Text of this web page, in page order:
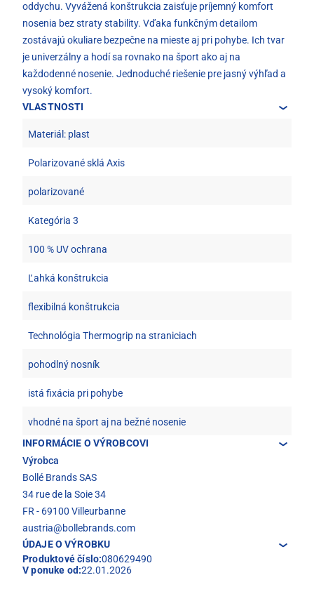
oddychu. Vyvážená konštrukcia zaisťuje príjemný komfort
nosenia bez straty stability. Vďaka funkčným detailom
zostávajú okuliare bezpečne na mieste aj pri pohybe. Ich tvar
je univerzálny a hodí sa rovnako na šport ako aj na
každodenné nosenie. Jednoduché riešenie pre jasný výhľad a
vysoký komfort.
VLASTNOSTI
Materiál: plast
Polarizované sklá Axis
polarizované
Kategória 3
100 % UV ochrana
Ľahká konštrukcia
flexibilná konštrukcia
Technológia Thermogrip na straniciach
pohodlný nosník
istá fixácia pri pohybe
vhodné na šport aj na bežné nosenie
INFORMÁCIE O VÝROBCOVI
Výrobca
Bollé Brands SAS
34 rue de la Soie 34
FR - 69100 Villeurbanne
austria@bollebrands.com
ÚDAJE O VÝROBKU
Produktové číslo:080629490
V ponuke od:22.01.2026